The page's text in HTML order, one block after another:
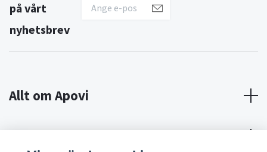
på vårt
nyhetsbrev
Allt om Apovi
Om Apovi